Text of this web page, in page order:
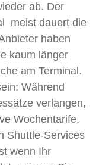
ab. Der
meist dauert die
haben
kaum länger
am Terminal.
Während
verlangen,
Wochentarife.
Shuttle-Services
wenn Ihr